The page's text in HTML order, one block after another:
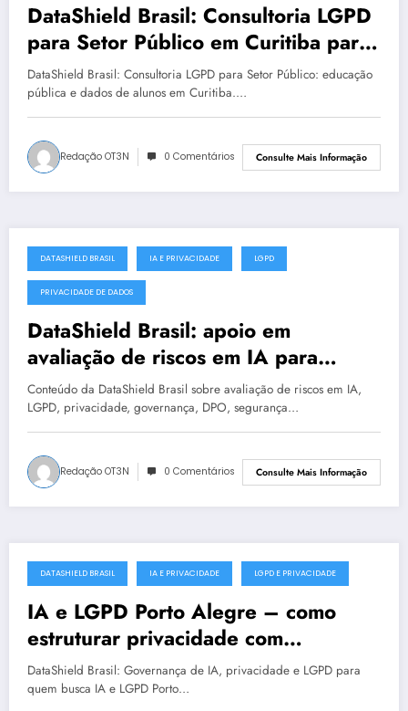
DataShield Brasil: Consultoria LGPD
para Setor Público em Curitiba para
LGPD no setor público | Série
DataShield 127
DataShield Brasil: Consultoria LGPD para Setor Público: educação
pública e dados de alunos em Curitiba.…
Redação OT3N 0 Comentários Consulte Mais Informação
julho 18, 2025
DATASHIELD BRASIL IA E PRIVACIDADE LGPD
PRIVACIDADE DE DADOS
DataShield Brasil: apoio em
avaliação de riscos em IA para
organizações em Natal #0018
Conteúdo da DataShield Brasil sobre avaliação de riscos em IA,
LGPD, privacidade, governança, DPO, segurança…
Redação OT3N 0 Comentários Consulte Mais Informação
julho 18, 2025
DATASHIELD BRASIL IA E PRIVACIDADE LGPD E PRIVACIDADE
IA e LGPD Porto Alegre – como
estruturar privacidade com
segurança
DataShield Brasil: Governança de IA, privacidade e LGPD para
quem busca IA e LGPD Porto…